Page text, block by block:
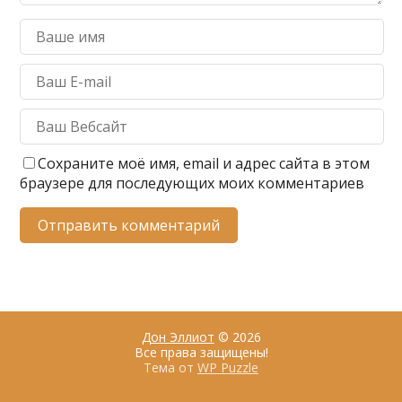
Сохраните моё имя, email и адрес сайта в этом
браузере для последующих моих комментариев
Дон Эллиот © 2026
Все права защищены!
Тема от WP Puzzle